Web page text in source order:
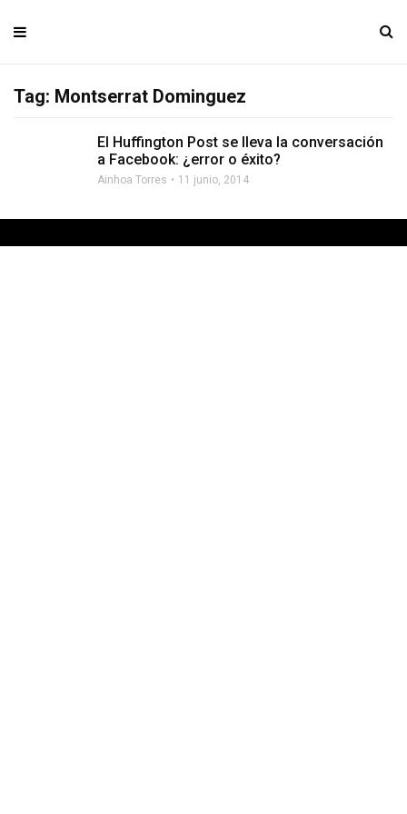
Tag: Montserrat Dominguez
El Huffington Post se lleva la conversación
a Facebook: ¿error o éxito?
Ainhoa Torres 11 junio, 2014